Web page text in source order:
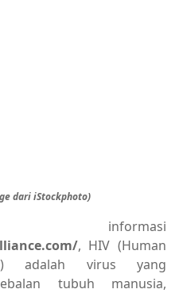
dari iStockphoto)
, HIV (Human
adalah virus yang
tubuh manusia,